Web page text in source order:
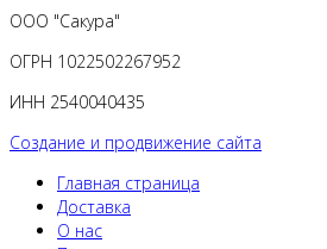
ООО "Сакура"
ОГРН 1022502267952
ИНН 2540040435
Создание и продвижение сайта
Главная страница
Доставка
О нас